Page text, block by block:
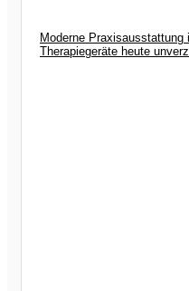
Moderne
Therapiegeräte heute